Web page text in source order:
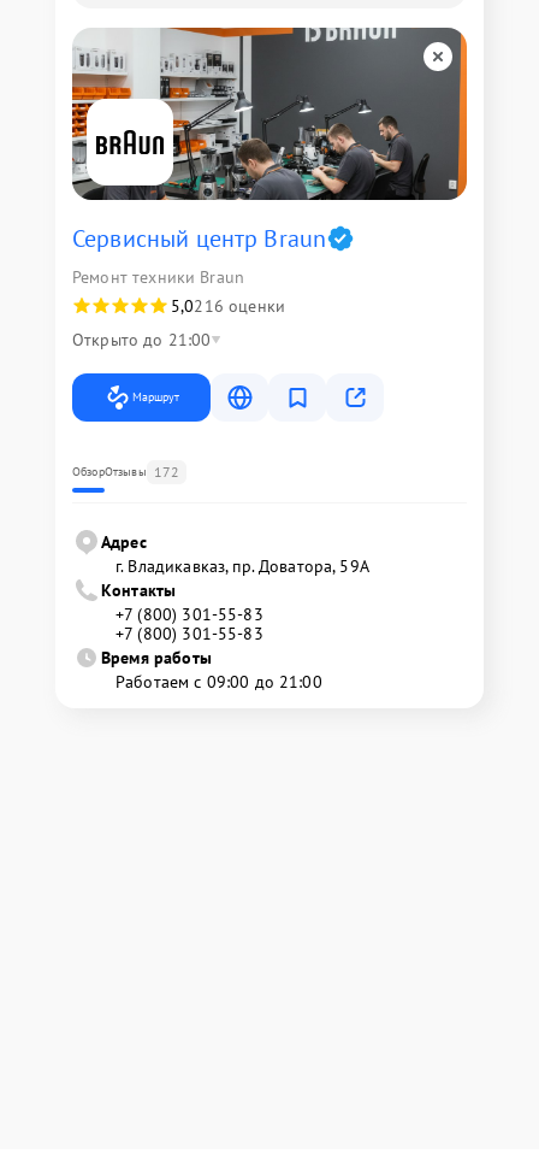
Сервисный центр Braun
Ремонт техники Braun
5,0216 оценки
Открыто до 21:00
Маршрут
ОбзорОтзывы 172
Адрес
г. Владикавказ, пр. Доватора, 59А
Контакты
+7 (800) 301-55-83
+7 (800) 301-55-83
Время работы
Работаем с 09:00 до 21:00